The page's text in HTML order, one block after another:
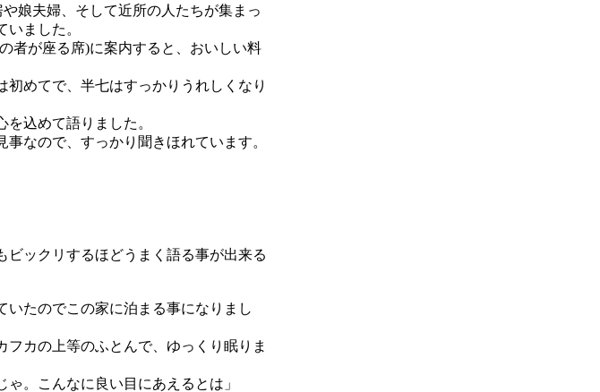
娘夫婦、そして近所の人たちが集まっ
ました。
が座る席)に案内すると、おいしい料
めてで、半七はすっかりうれしくなり
込めて語りました。
なので、すっかり聞きほれています。
ックリするほどうまく語る事が出来る
たのでこの家に泊まる事になりまし
カの上等のふとんで、ゆっくり眠りま
。こんなに良い目にあえるとは」